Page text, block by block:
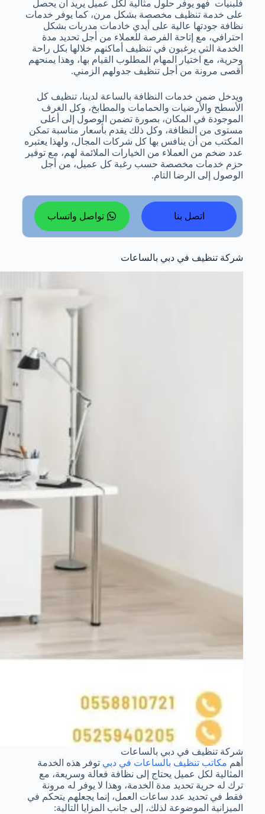
فلبنيات فهو يوفر حلول مثالية لكل عميل يريد أن يحصل
على خدمة تنظيف مخصصة بشكل مرن، كما يوفر خدمات
نظافة جودتها عالية على أيدي خادمات مدربات بشكل
احترافي، مع إتاحة الفرصة للعملاء من أجل تحديد مدة
الخدمة التي يرغبون في تنظيف أماكنهم خلالها بكل راحة
وحرية، مع اختيار المهام المطلوب القيام بها، وهذا يمنحهم
أقصى مرونة من أجل تنظيف جدولهم الزمني.
ويدخل ضمن خدمات النظافة بالساعة لدينا، تنظيف كل
الأسطح والأرضيات والحمامات والمطابخ، وكل الغرف
الموجودة في المكان، بصورة تضمن الوصول إلى أعلى
مستوى من النظافة، وكل ذلك يقدم بأسعار مناسبة تمكن
المكتب من أن ينافس بها كل شركات المجال، ولهذا يعتبره
عدد ضخم من العملاء من الخيارات الملائمة لهم، مع توفير
حزم خدمات مخصصة حسب رغبة كل عميل، من أجل
الوصول إلى الرضا التام.
اتصل بنا تواصل واتساب
شركة تنظيف في دبي بالساعات
شركة تنظيف في دبي بالساعات
أهم مكاتب تنظيف بالساعات في دبي توفر هذه الخدمة
المثالية لكل عميل يحتاج إلى نظافة فعالة وسريعة، مع
ترك له حرية تحديد مدة الخدمة، وهذا لا يوفر له مرونة
فقط في تحديد عدد ساعات العمل، إنما يجعلهم يتحكم في
الميزانية الموضوعة لذلك، إلى جانب المزايا التالية: